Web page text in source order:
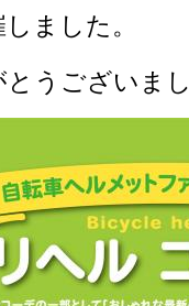
ました。
うございまし